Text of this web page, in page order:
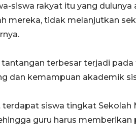
siswa rakyat itu yang
mereka, tidak melanjutkan
tantangan terbesar terjadi
dan kemampuan akademik
terdapat siswa tingkat Sekolah
guru harus memberikan